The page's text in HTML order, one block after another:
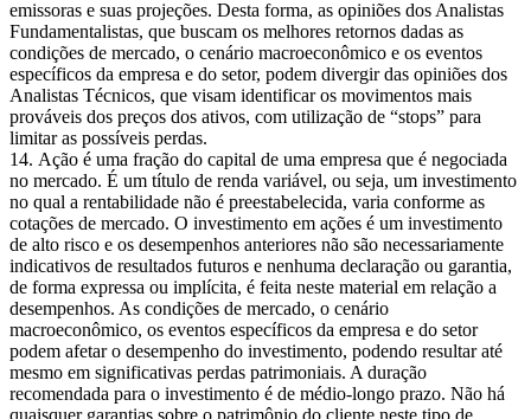
emissoras e suas projeções. Desta forma, as opiniões dos Analistas
Fundamentalistas, que buscam os melhores retornos dadas as
condições de mercado, o cenário macroeconômico e os eventos
específicos da empresa e do setor, podem divergir das opiniões dos
Analistas Técnicos, que visam identificar os movimentos mais
prováveis dos preços dos ativos, com utilização de “stops” para
limitar as possíveis perdas.
Ação é uma fração do capital de uma empresa que é negociada
no mercado. É um título de renda variável, ou seja, um investimento
no qual a rentabilidade não é preestabelecida, varia conforme as
cotações de mercado. O investimento em ações é um investimento
de alto risco e os desempenhos anteriores não são necessariamente
indicativos de resultados futuros e nenhuma declaração ou garantia,
de forma expressa ou implícita, é feita neste material em relação a
desempenhos. As condições de mercado, o cenário
macroeconômico, os eventos específicos da empresa e do setor
podem afetar o desempenho do investimento, podendo resultar até
mesmo em significativas perdas patrimoniais. A duração
recomendada para o investimento é de médio-longo prazo. Não há
quaisquer garantias sobre o patrimônio do cliente neste tipo de